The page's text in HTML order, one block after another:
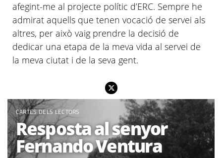
afegint-me al projecte polític d’ERC. Sempre he
admirat aquells que tenen vocació de servei als
altres, per això vaig prendre la decisió de
dedicar una etapa de la meva vida al servei de
la meva ciutat i de la seva gent.
CARTES DELS LECTORS
Resposta al senyor
Fernando Ventura